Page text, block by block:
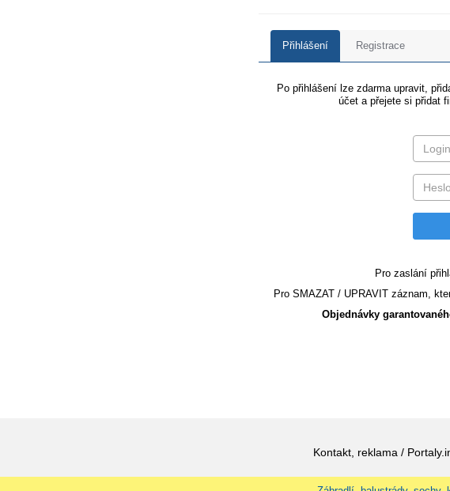
Přihlášení Registrace
Po přihlášení lze zdarma upravit,
účet a přejete si přidat
Pro zaslání
Pro SMAZAT / UPRAVIT záznam,
Objednávky
Kontakt, reklama /